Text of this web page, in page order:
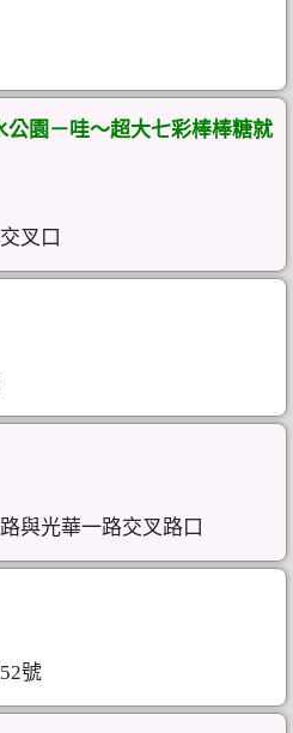
公園－哇～超大七彩棒棒糖就
叉口
與光華一路交叉路口
號